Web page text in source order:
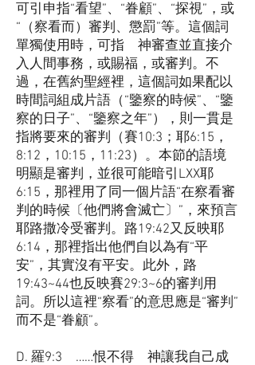
可引申指“看望”、“眷顧”、“探視”，或
“（察看而）審判、懲罰”等。這個詞
單獨使用時，可指 神審查並直接介
入人間事務，或賜福，或審判。不
過，在舊約聖經裡，這個詞如果配以
時間詞組成片語（“鑒察的時候”、“鑒
察的日子”、“鑒察之年”），則一貫是
指將要來的審判（賽10:3；耶6:15，
8:12，10:15，11:23）。本節的語境
明顯是審判，並很可能暗引LXX耶
6:15，那裡用了同一個片語“在察看審
判的時候〔他們將會滅亡〕”，來預言
耶路撒冷受審判。路19:42又反映耶
6:14，那裡指出他們自以為有“平
安”，其實沒有平安。此外，路
19:43~44也反映賽29:3~6的審判用
詞。所以這裡“察看”的意思應是“審判”
而不是“眷顧”。
D. 羅9:3 ……恨不得 神讓我自己成